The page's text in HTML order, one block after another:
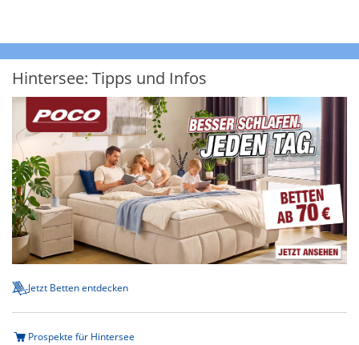
Hintersee: Tipps und Infos
Jetzt Betten entdecken
Prospekte für Hintersee